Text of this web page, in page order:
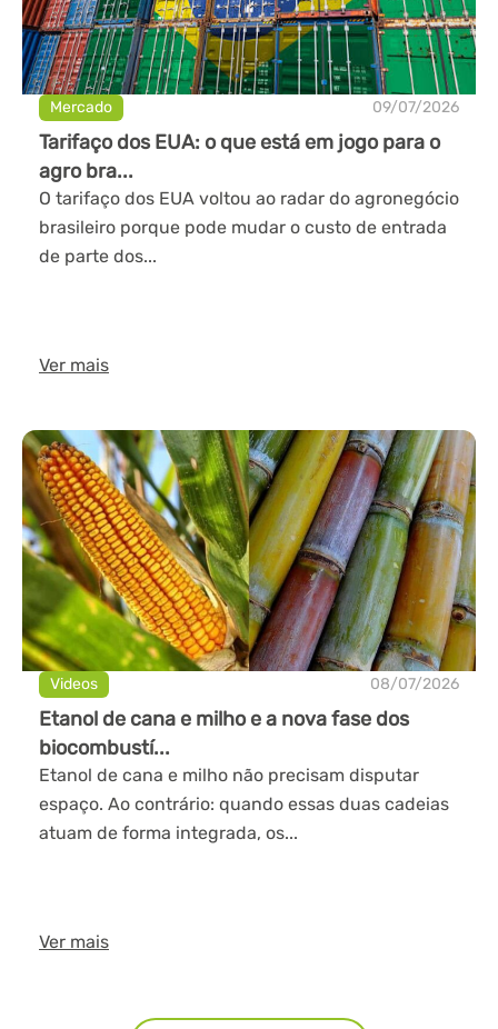
Mercado 09/07/2026
Tarifaço dos EUA: o que está em jogo para o
agro bra...
O tarifaço dos EUA voltou ao radar do agronegócio
brasileiro porque pode mudar o custo de entrada
de parte dos...
Ver mais
Videos 08/07/2026
Etanol de cana e milho e a nova fase dos
biocombustí...
Etanol de cana e milho não precisam disputar
espaço. Ao contrário: quando essas duas cadeias
atuam de forma integrada, os...
Ver mais